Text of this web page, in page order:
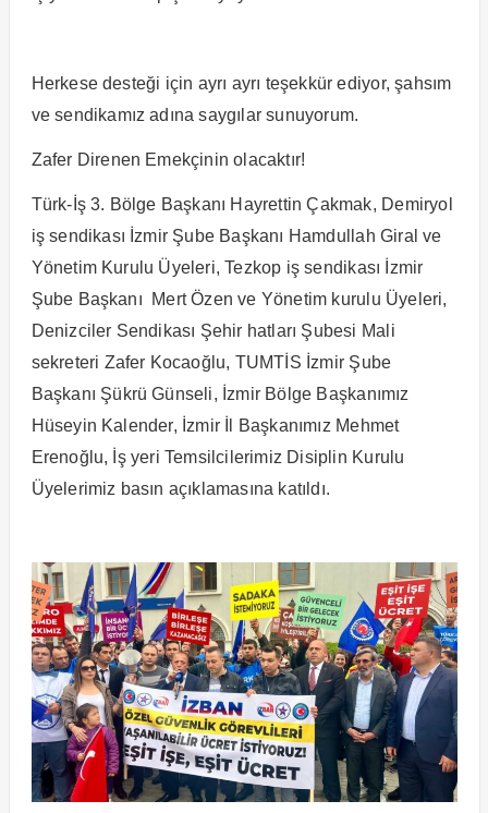
Herkese desteği için ayrı ayrı teşekkür ediyor, şahsım
ve sendikamız adına saygılar sunuyorum.
Zafer Direnen Emekçinin olacaktır!
Türk-İş 3. Bölge Başkanı Hayrettin Çakmak, Demiryol
iş sendikası İzmir Şube Başkanı Hamdullah Giral ve
Yönetim Kurulu Üyeleri, Tezkop iş sendikası İzmir
Şube Başkanı Mert Özen ve Yönetim kurulu Üyeleri,
Denizciler Sendikası Şehir hatları Şubesi Mali
sekreteri Zafer Kocaoğlu, TUMTİS İzmir Şube
Başkanı Şükrü Günseli, İzmir Bölge Başkanımız
Hüseyin Kalender, İzmir İl Başkanımız Mehmet
Erenoğlu, İş yeri Temsilcilerimiz Disiplin Kurulu
Üyelerimiz basın açıklamasına katıldı.